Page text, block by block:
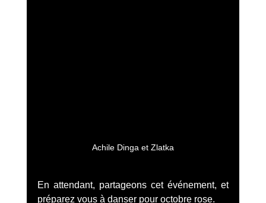
Achile Dinga et Zlatka
En attendant, partageons cet événement, et
préparez vous à danser pour octobre rose.